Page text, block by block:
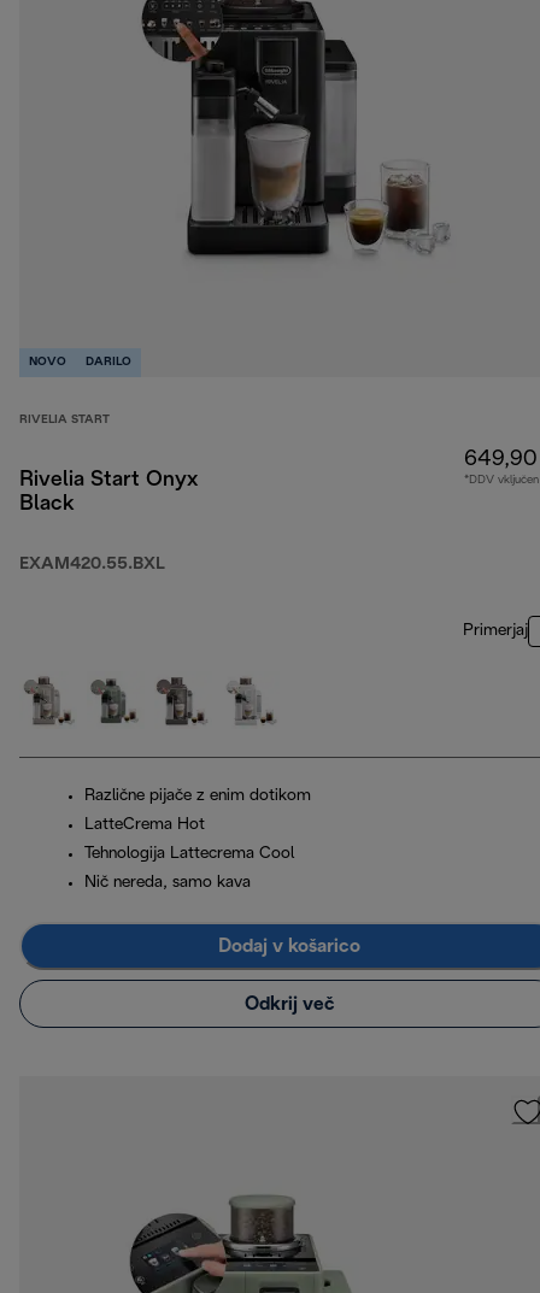
NOVO DARILO
RIVELIA START
Rivelia Start Onyx
Black
EXAM420.55.BXL
*DDV vključen
Primerjaj
Različne pijače z enim dotikom
LatteCrema Hot
Tehnologija Lattecrema Cool
Nič nereda, samo kava
Dodaj v košarico
Odkrij več